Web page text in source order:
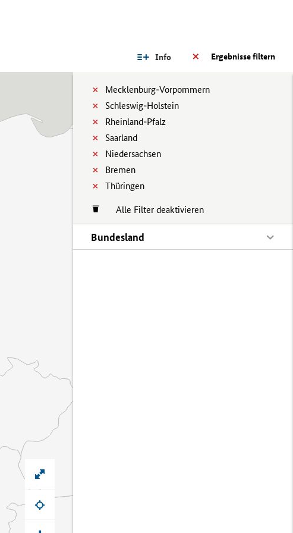
Ergebnisse filtern
Info
Mecklenburg-Vorpommern
Schleswig-Holstein
Rheinland-Pfalz
Saarland
Niedersachsen
Bremen
Thüringen
Alle Filter deaktivieren
Bundesland